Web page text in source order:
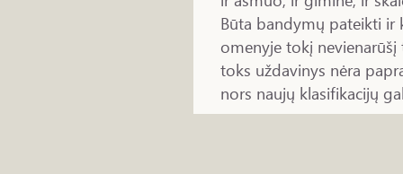
Būta bandymų pateikti ir
omenyje tokį
toks uždavinys nėra
nors naujų klasifikacijų